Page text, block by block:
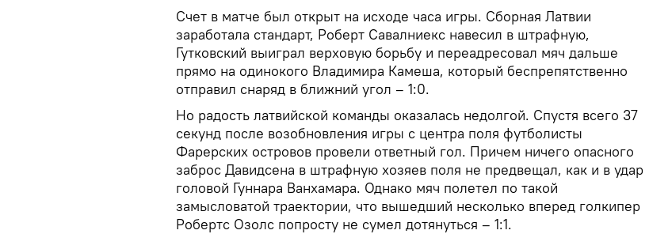
Счет в матче был открыт на исходе часа игры. Сборная Латвии
заработала стандарт, Роберт Савалниекс навесил в штрафную,
Гутковский выиграл верховую борьбу и переадресовал мяч дальше
прямо на одинокого Владимира Камеша, который беспрепятственно
отправил снаряд в ближний угол – 1:0.
Но радость латвийской команды оказалась недолгой. Спустя всего 37
секунд после возобновления игры с центра поля футболисты
Фарерских островов провели ответный гол. Причем ничего опасного
заброс Давидсена в штрафную хозяев поля не предвещал, как и в удар
головой Гуннара Ванхамара. Однако мяч полетел по такой
замысловатой траектории, что вышедший несколько вперед голкипер
Робертс Озолс попросту не сумел дотянуться – 1:1.